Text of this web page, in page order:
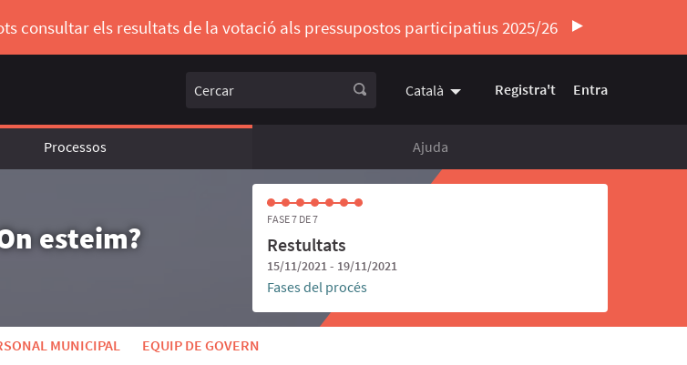
consultar els resultats de la votació als pressupostos participatius 2025/26
Català Triar la llengua Elegir el idioma
Registra't Entra
Processos Ajuda
esteim?
FASE 7 DE 7
Restultats
15/11/2021 - 19/11/2021
Fases del procés
MUNICIPAL EQUIP DE GOVERN